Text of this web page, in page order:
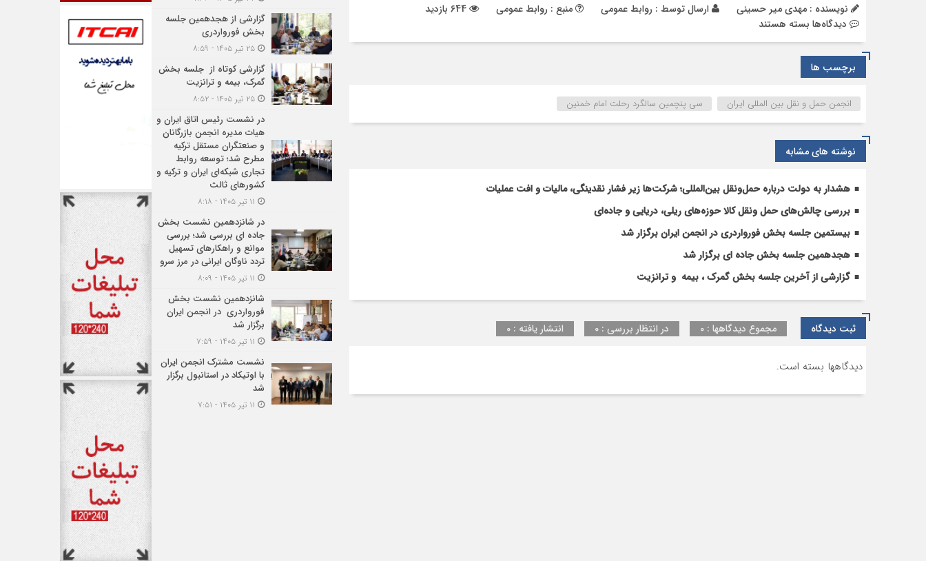
نویسنده : مهدی میر حسینی ارسال توسط : روابط عمومی منبع : روابط عمومی
دیدگاه‌ها برای
بسته هستند
برچسب ها
انجمن حمل و نقل بین المللی ایران سی پنچمین سالگرد رحلت امام خمنین
نوشته های مشابه
هشدار به دولت درباره حمل‌ونقل بین‌المللی؛ شرکت‌ها زیر فشار نقدینگی، مالیات و افت عملیات
بررسی چالش‌های حمل ونقل کالا حوزه‌های ریلی، دریایی و جاده‌ای
بیستمین جلسه بخش فورواردری در انجمن ایران برگزار شد
هجدهمین جلسه بخش جاده ای برگزار شد
گزارشی از آخرین جلسه بخش گمرک ، بیمه و ترانزیت
ثبت دیدگاه مجموع دیدگاهها : 0 در انتظار بررسی : 0 انتشار یافته : 0
دیدگاهها بسته است.
گزارشی از هجدهمین جلسه
بخش فورواردری
۲۵ تیر ۱۴۰۵ - ۸:۵۹
گزارشی کوتاه از جلسه بخش
گمرک، بیمه و ترانزیت
۲۵ تیر ۱۴۰۵ - ۸:۵۲
در نشست رئیس اتاق ایران و
هیات مدیره انجمن بازرگانان
و صنعتگران مستقل ترکیه
مطرح شد؛ توسعه روابط
تجاری شبکه‌ای ایران و ترکیه و
کشورهای ثالث
در شانزدهمین نشست بخش
جاده ای بررسی شد؛ بررسی
موانع و راهکارهای تسهیل
تردد ناوگان ایرانی در مرز سرو
شانزدهمین نشست بخش
فورواردری در انجمن ایران
برگزار شد
نشست مشترک انجمن ایران
با اوتیکاد در استانبول برگزار
شد